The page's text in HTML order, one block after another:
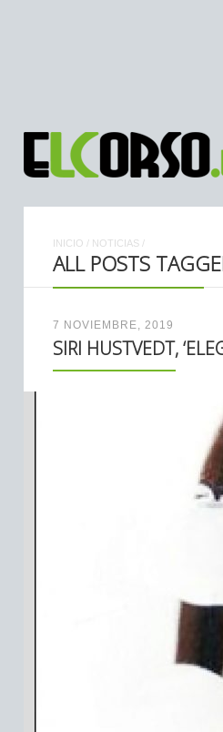
INICIO / NOTICIAS /
ALL POSTS
7 NOVIEMBRE, 2019
SIRI HUSTVEDT,